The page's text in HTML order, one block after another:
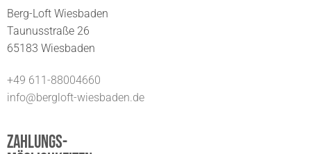
Berg-Loft Wiesbaden
Taunusstraße 26
65183 Wiesbaden
+49 611-88004660
info@bergloft-wiesbaden.de
Zahlungs-